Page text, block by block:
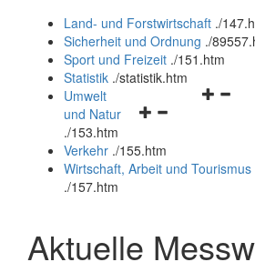
und
schließen
Land- und Forstwirtschaft ./
Sicherheit und Ordnung ./
Sport und Freizeit ./151.htm
Statistik ./statistik.htm
Navigationsmenü
und
schließen
Umwelt
und Natur
./153.htm
Verkehr ./155.htm
Wirtschaft, Arbeit und Tourismus
./157.htm
Aktuelle